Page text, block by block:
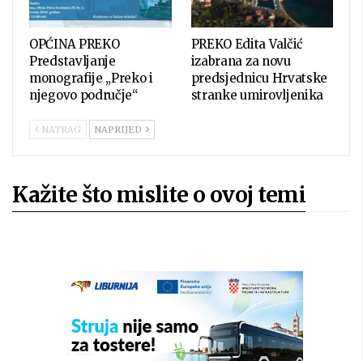
OPĆINA PREKO
Predstavljanje
monografije „Preko i
njegovo područje“
PREKO Edita Valčić
izabrana za novu
predsjednicu Hrvatske
stranke umirovljenika
NATRAG NAPRIJED
Kažite što mislite o ovoj temi